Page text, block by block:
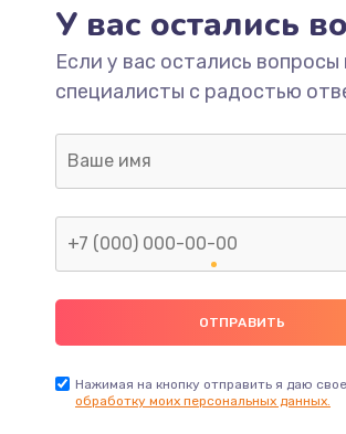
У вас остались
Если у вас остались
специалисты с радостью
Нажимая на кнопку отправить я даю свое
обработку моих персональных данных.